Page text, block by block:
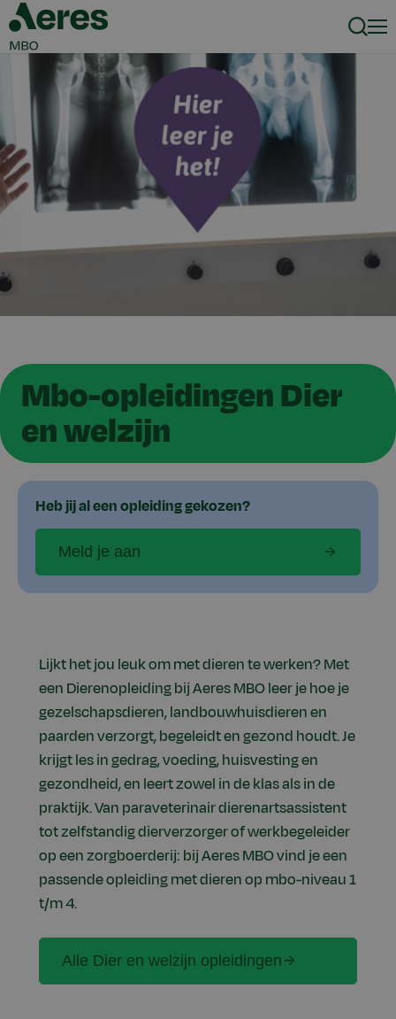
Mbo-opleidingen Dier
en welzijn
Heb jij al een opleiding gekozen?
Meld je aan
Lijkt het jou leuk om met dieren te werken? Met
een Dierenopleiding bij Aeres MBO leer je hoe je
gezelschapsdieren, landbouwhuisdieren en
paarden verzorgt, begeleidt en gezond houdt. Je
krijgt les in gedrag, voeding, huisvesting en
gezondheid, en leert zowel in de klas als in de
praktijk. Van paraveterinair dierenartsassistent
tot zelfstandig dierverzorger of werkbegeleider
op een zorgboerderij: bij Aeres MBO vind je een
passende opleiding met dieren op mbo-niveau 1
t/m 4.
Alle Dier en welzijn opleidingen